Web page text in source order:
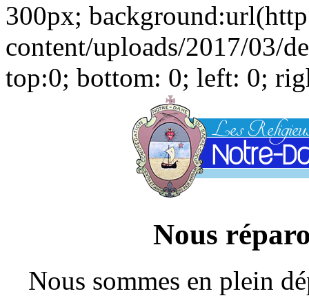
300px;
content/uploads/2017/03/
top:0; bottom: 0; left: 0;
Nous
Nous sommes en plein